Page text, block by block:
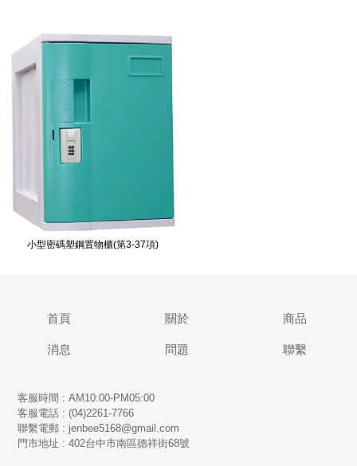
小型密碼塑鋼置物櫃(第3-37項)
首頁 關於 商品
消息 問題 聯繫
客服時間 : AM10:00-PM05:00
客服電話 : (04)2261-7766
​聯繫電郵 : jenbee5168@gmail.com
門市地址 : 402台中市南區德祥街68號